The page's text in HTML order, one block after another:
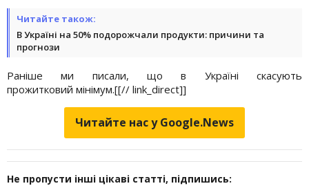
Читайте також:
В Україні на 50% подорожчали продукти: причини та
прогнози
Раніше ми писали, що в Україні скасують
прожитковий мінімум.[[// link_direct]]
Читайте нас у Google.News
Не пропусти інші цікаві статті, підпишись: